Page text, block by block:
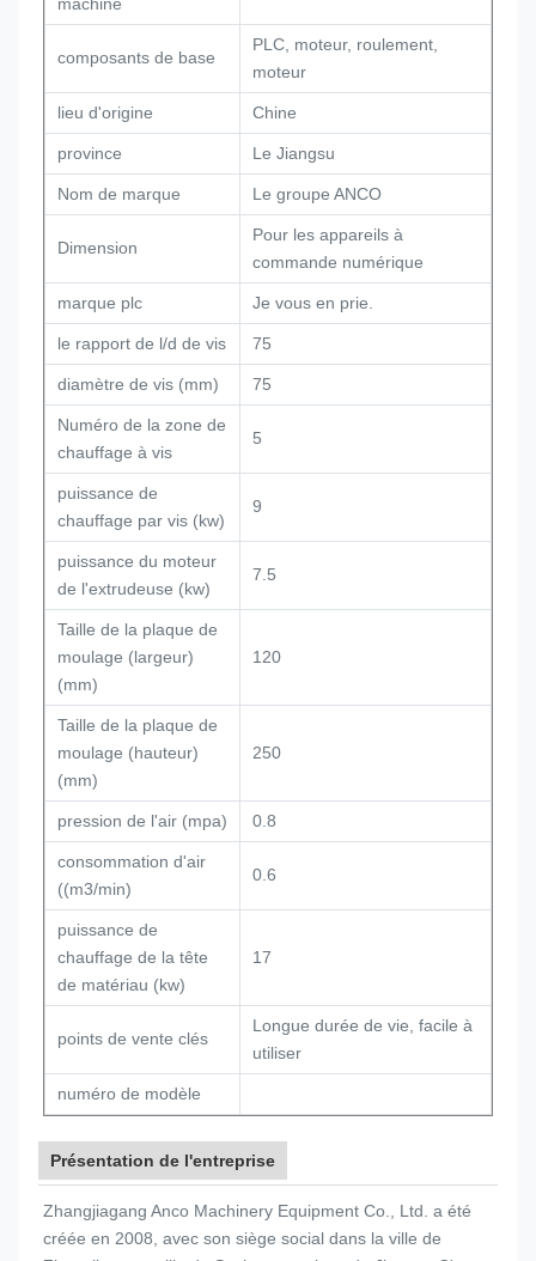
composants de base
PLC, moteur, roulement,
moteur
lieu d'origine Chine
province Le Jiangsu
Nom de marque Le groupe ANCO
Dimension
Pour les appareils à
commande numérique
marque plc Je vous en prie.
le rapport de l/d de vis 75
diamètre de vis (mm) 75
Numéro de la zone de
chauffage à vis
5
puissance de
chauffage par vis (kw)
9
puissance du moteur
de l'extrudeuse (kw)
7.5
Taille de la plaque de
moulage (largeur)
(mm)
120
Taille de la plaque de
moulage (hauteur)
(mm)
250
pression de l'air (mpa) 0.8
consommation d'air
((m3/min)
0.6
puissance de
chauffage de la tête
de matériau (kw)
17
points de vente clés
Longue durée de vie, facile à
utiliser
numéro de modèle
Présentation de l'entreprise
Zhangjiagang Anco Machinery Equipment Co., Ltd. a été
créée en 2008, avec son siège social dans la ville de